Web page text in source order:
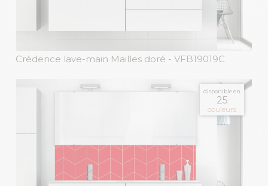
Crédence lave-main Mailles doré - VFB19019C
disponible en
25
couleurs